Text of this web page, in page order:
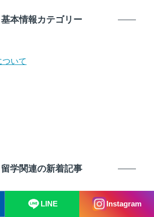
LINE Instagram
基本情報カテゴリー
ついて
留学関連の新着記事
【2027年度】クイーンズランド大
学奨学金一覧！